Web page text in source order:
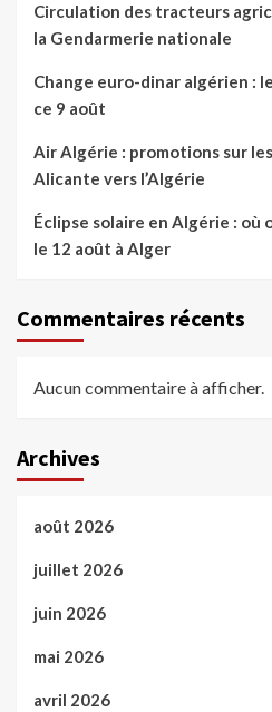
Circulation des tracteurs
la Gendarmerie nationale
Change euro-dinar algérien :
ce 9 août
Air Algérie : promotions sur
Alicante vers l’Algérie
Éclipse solaire en Algérie : où
le 12 août à Alger
Commentaires récents
Aucun commentaire à afficher.
Archives
août 2026
juillet 2026
juin 2026
mai 2026
avril 2026